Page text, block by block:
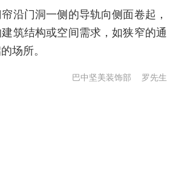
帘沿门洞一侧的导轨向侧面卷起，
筑结构或空间需求，如狭窄的通
场所。
巴中坚美装饰部 罗先生